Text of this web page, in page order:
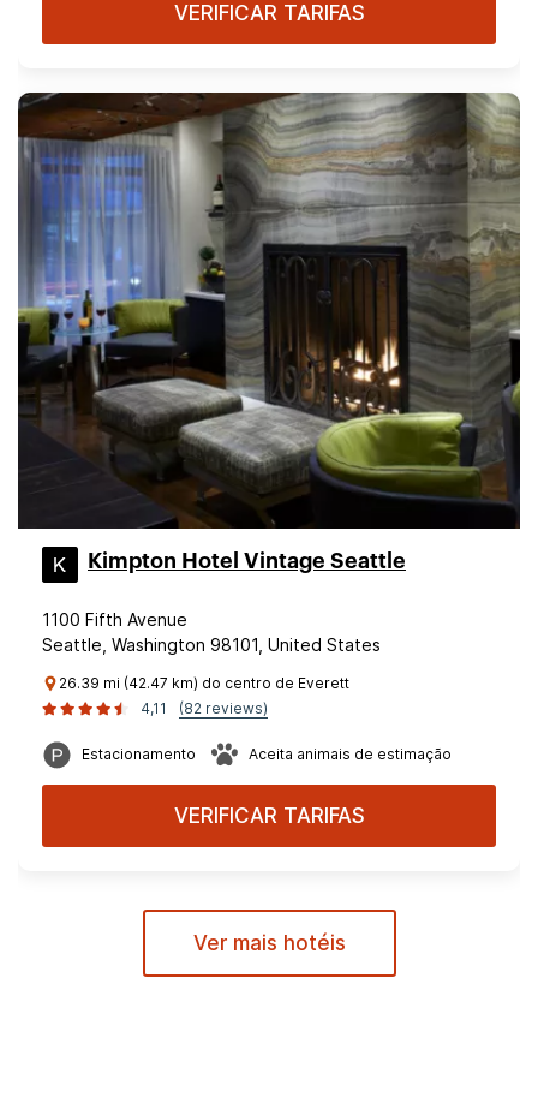
VERIFICAR TARIFAS
Kimpton Hotel Vintage Seattle
1100 Fifth Avenue
Seattle, Washington 98101, United States
26.39 mi (42.47 km) do centro de Everett
4,11
(82 reviews)
Estacionamento Aceita animais de estimação
VERIFICAR TARIFAS
Ver mais hotéis